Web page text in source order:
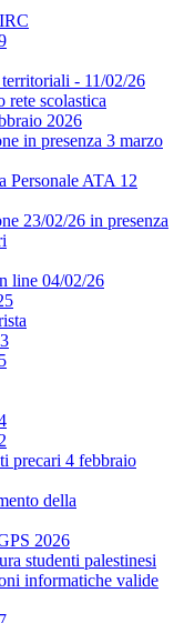
- 11/02/26
scolastica
2026
in presenza 3 marzo
Personale ATA 12
23/02/26 in presenza
line 04/02/26
precari 4 febbraio
della
2026
studenti palestinesi
informatiche valide